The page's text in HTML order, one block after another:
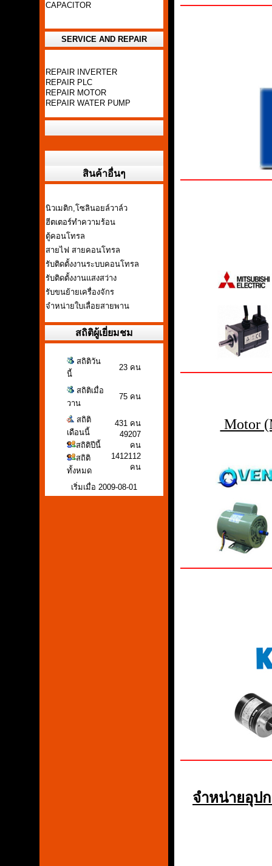
CAPACITOR
SERVICE AND REPAIR
REPAIR INVERTER
REPAIR PLC
REPAIR MOTOR
REPAIR WATER PUMP
สินค้าอื่นๆ
นิวเมติก,โซลินอยล์วาล์ว
ฮีตเตอร์ทำความร้อน
ตู้คอนโทรล
สายไฟ สายคอนโทรล
รับติดตั้งงานระบบคอนโทรล
รับติดตั้งงานแสงสว่าง
รับขนย้ายเครื่องจักร
จำหน่ายใบเลื่อยสายพาน
สถิติผู้เยี่ยมชม
สถิติวัน
นี้
23 คน
สถิติเมื่อ
วาน
75 คน
สถิติ
เดือนนี้
สถิติปีนี้
สถิติ
ทั้งหมด
431 คน
49207
คน
1412112
คน
เริ่มเมื่อ 2009-08-01
Motor
จำหน่ายอุป